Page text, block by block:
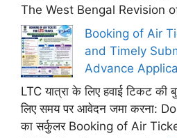
The West Bengal Revision
Booking of Air
and Timely
Advance
LTC यात्रा के लिए हवाई टिकट
लिए समय पर आवेदन जमा करना:
का सर्कुलर Booking of Air